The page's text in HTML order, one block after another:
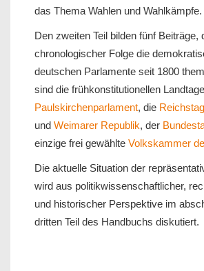
das Thema Wahlen und Wahlkämpfe.
Den zweiten Teil bilden fünf Beiträge,
chronologischer Folge die
deutschen Parlamente seit 1800
sind die frühkonstitutionellen
Paulskirchenparlament, die
und Weimarer Republik, der
einzige frei gewählte Volkskammer
Die aktuelle Situation der
wird aus politikwissenschaftlicher,
und historischer Perspektive im
dritten Teil des Handbuchs diskutiert.